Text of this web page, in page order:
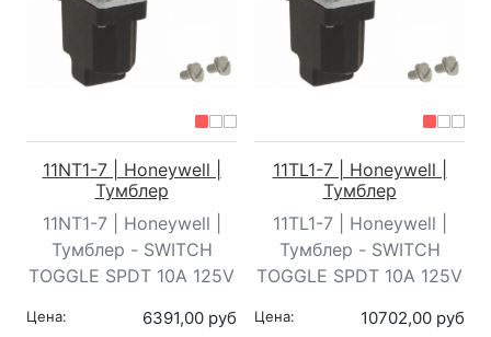
11NT1-7 | Honeywell |
Тумблер
11NT1-7 | Honeywell |
Тумблер - SWITCH
TOGGLE SPDT 10A 125V
Цена: 6391,00 руб
11TL1-7 | Honeywell |
Тумблер
11TL1-7 | Honeywell |
Тумблер - SWITCH
TOGGLE SPDT 10A 125V
Цена: 10702,00 руб